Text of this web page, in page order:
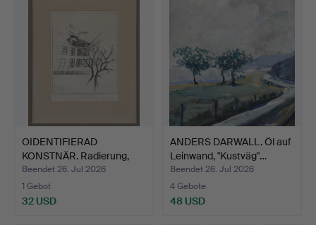
OIDENTIFIERAD
KONSTNÄR. Radierung,
Innenho…
Beendet 26. Jul 2026
1 Gebot
32 USD
ANDERS DARWALL. Öl auf
Leinwand, "Kustväg"…
Beendet 26. Jul 2026
4 Gebote
48 USD